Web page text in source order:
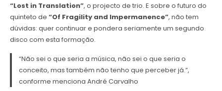
“Lost in Translation”, o projecto de trio. E sobre o futuro do
quinteto de “Of Fragility and Impermanence”, não tem
dúvidas: quer continuar e pondera seriamente um segundo
disco com esta formação.
“Não sei o que seria a música, não sei o que seria o
conceito, mas também não tenho que perceber já.”,
conforme menciona André Carvalho